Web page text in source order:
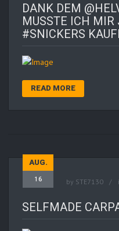
DANK DEM
MUSSTE ICH
#SNICKERS
READ MORE
AUG.
16 by STE7130
SELFMADE